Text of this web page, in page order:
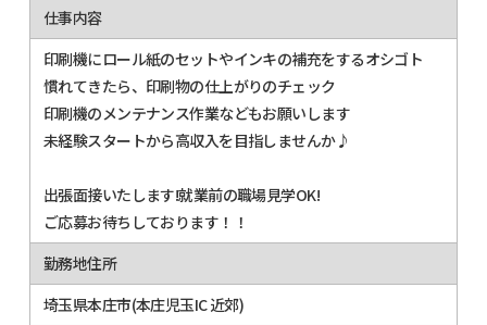
仕事内容
印刷機にロール紙のセットやインキの補充をするオシゴト
慣れてきたら、印刷物の仕上がりのチェック
印刷機のメンテナンス作業などもお願いします
未経験スタートから高収入を目指しませんか♪
出張面接いたします!就業前の職場見学OK!
ご応募お待ちしております！！
勤務地住所
埼玉県本庄市(本庄児玉IC 近郊)